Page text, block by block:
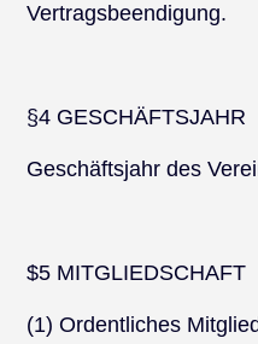
Vertragsbeendigung.
§4 GESCHÄFTSJAHR
Geschäftsjahr des
$5 MITGLIEDSCHAFT
(1) Ordentliches